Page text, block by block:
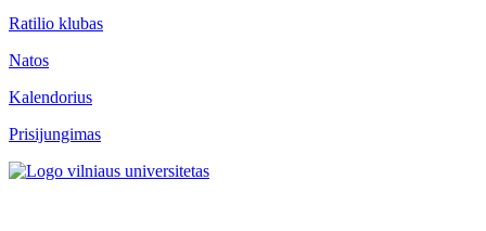
Ratilio klubas
Natos
Kalendorius
Prisijungimas